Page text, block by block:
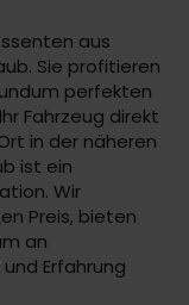
aus
Sie profitieren
perfekten
Fahrzeug direkt
in der näheren
ist ein
Wir
Preis, bieten
an
Erfahrung